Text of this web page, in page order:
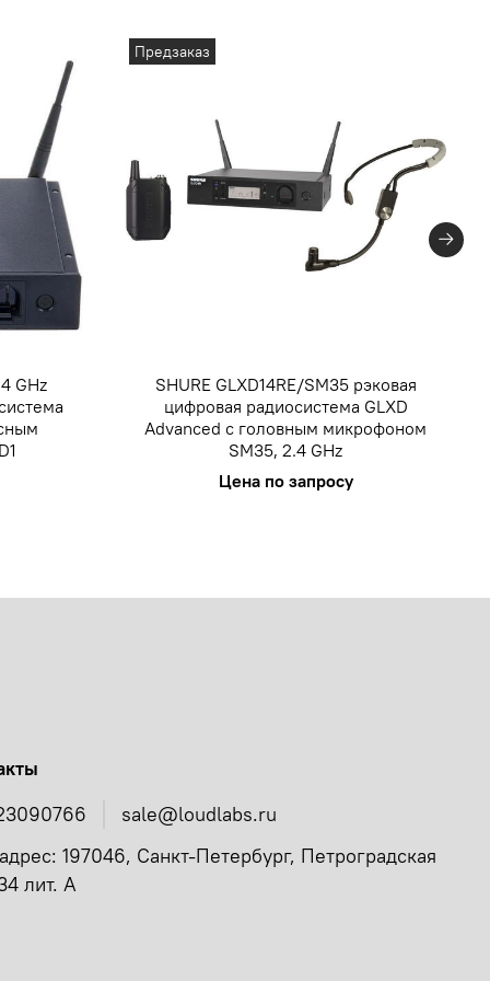
GHz
Предзаказ
SHURE GLXD14RE/SM35 рэковая
цифровая радиосистема GLXD
Advanced с головным микрофоном
SM35, 2.4 GHz
Цена по запросу
sale@loudlabs.ru
197046, Санкт-Петербург, Петроградская
лит. А